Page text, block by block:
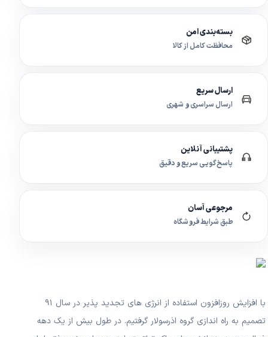
بسته‌بندی امن
محافظت کامل از کالا
ارسال سریع
ارسال سراسری و شهری
پشتیبانی آنلاین
پاسخ‌گویی سریع و دقیق
مرجوعی آسان
طبق شرایط فروشگاه
با افزایش روزافزون استفاده از انرژی های تجدید پذیر در سال ۹۱
تصمیم به راه اندازی گروه اذرسولار گرفتیم. در طول بیش از یک دهه